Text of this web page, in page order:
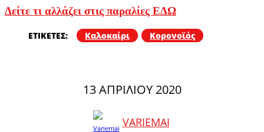
Δείτε τι αλλάζει στις παραλίες ΕΔΩ
ΕΤΙΚΕΤΕΣ: Καλοκαίρι Κορονοϊός
13 ΑΠΡΙΛΊΟΥ 2020
VARIEMAI